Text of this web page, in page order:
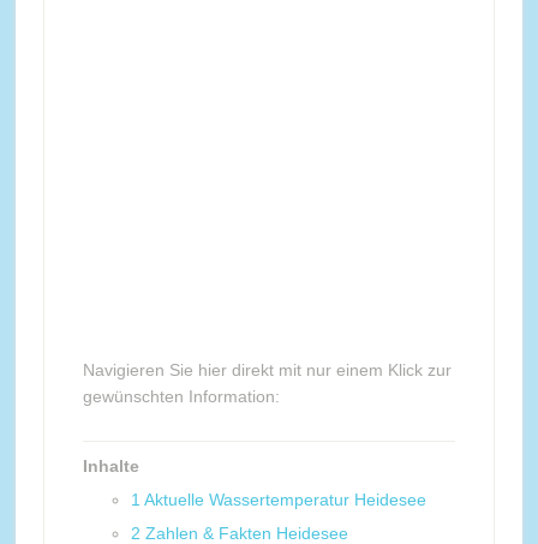
Navigieren Sie hier direkt mit nur einem Klick zur
gewünschten Information:
Inhalte
1 Aktuelle Wassertemperatur Heidesee
2 Zahlen & Fakten Heidesee